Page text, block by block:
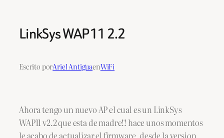
LinkSys WAP11 2.2
Escrito porAriel AntiguaenWiFi
Ahora tengo un nuevo AP el cual es un LinkSys
WAP11 v2.2 que esta de madre!! hace unos momentos
le acabo de actualizar el firmware, desde la version